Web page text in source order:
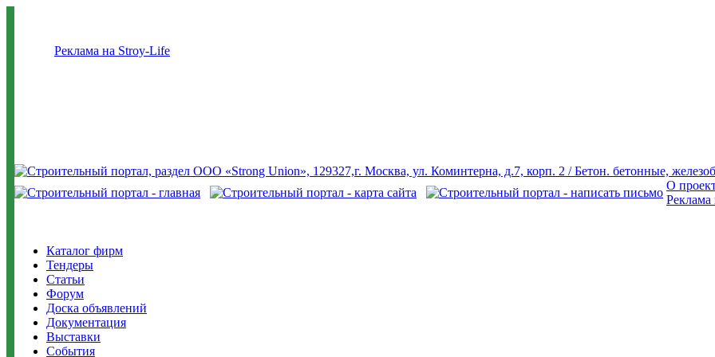
Реклама на Stroy-Life
О
Реклама
Каталог фирм
Тендеры
Статьи
Форум
Доска объявлений
Документация
Выставки
События